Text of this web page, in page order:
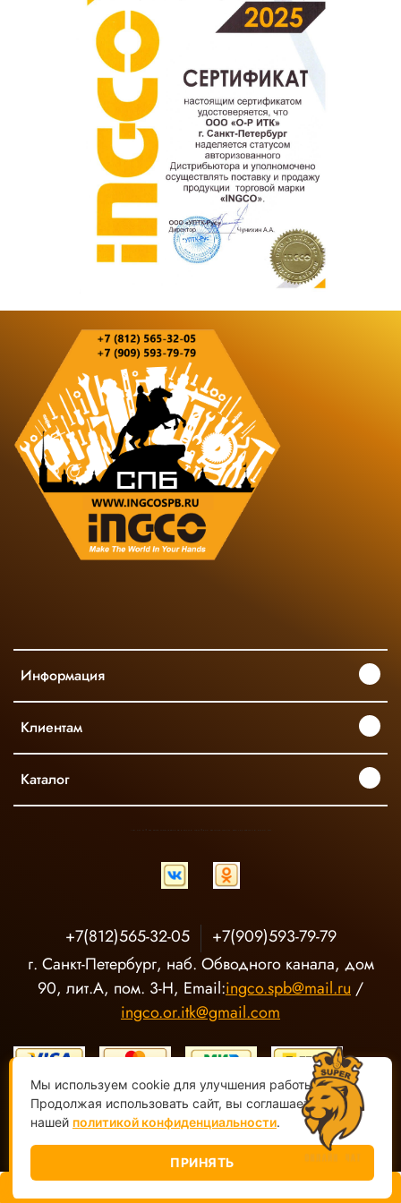
Оставить отзыв о покупке
Информация
Клиентам
Каталог
+7(812)565-32-05
+7(909)593-79-79
г. Санкт-Петербург, наб. Обводного канала, дом
90, лит.А, пом. 3-Н, Email:ingco.spb@mail.ru /
ingco.or.itk@gmail.com
ООО "О-Р ИТК" Магазин электроинструмента INGCO ©2020-
2026, Все права защищены
Мы используем cookie для улучшения работы сайта.
Продолжая использовать сайт, вы соглашаетесь с
нашей политикой конфиденциальности.
ПРИНЯТЬ